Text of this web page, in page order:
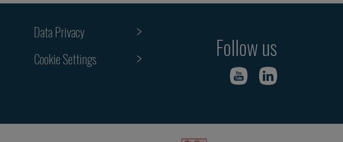
Data Privacy
Cookie Settings
Follow us